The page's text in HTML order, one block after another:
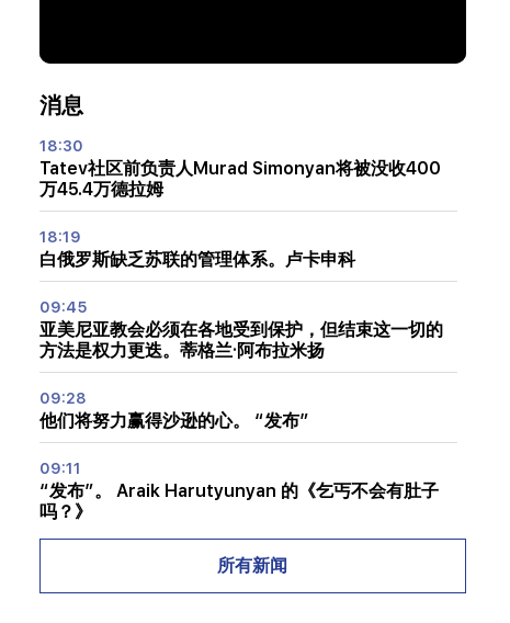
消息
18:30
Tatev社区前负责人Murad Simonyan将被没收400
万45.4万德拉姆
18:19
白俄罗斯缺乏苏联的管理体系。卢卡申科
09:45
亚美尼亚教会必须在各地受到保护，但结束这一切的
方法是权力更迭。蒂格兰·阿布拉米扬
09:28
他们将努力赢得沙逊的心。 “发布”
09:11
“发布”。 Araik Harutyunyan 的《乞丐不会有肚子
吗？》
“发布”。每个人都在自己的系统中感到自在
所有新闻